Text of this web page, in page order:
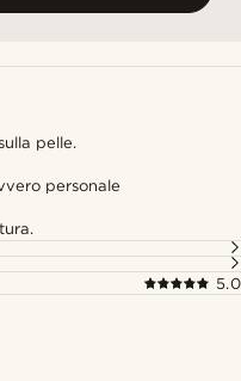
pelle.
personale
5.0